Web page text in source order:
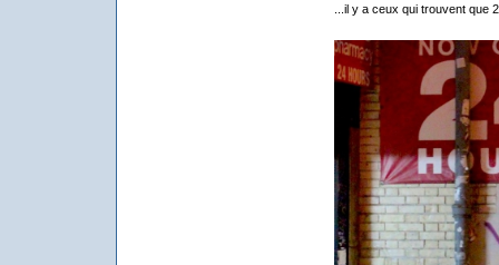
...il y a ceux qui trouvent que